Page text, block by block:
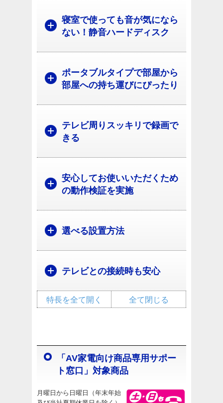
寝室で使っても音が気になら
ない！静音ハードディスク
ポータブルタイプで部屋から
部屋への持ち運びにぴったり
テレビ周りスッキリで録画で
きる
安心してお使いいただくため
の動作検証を実施
選べる設置方法
テレビとの接続時も安心
全て閉じる
特長を全て開く
「AV家電向け商品専用サポー
ト窓口」対象商品
月曜日から日曜日（年末年始